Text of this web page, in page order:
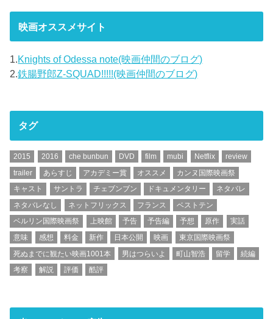
映画オススメサイト
1.Knights of Odessa note(映画仲間のブログ)
2.鉄腸野郎Z-SQUAD!!!!!(映画仲間のブログ)
タグ
2015 2016 che bunbun DVD film mubi Netflix
review
trailer
あらすじ アカデミー賞 オススメ
カンヌ国際映画祭
キャスト
サントラ チェブンブン ドキュメンタリー
ネタバレ
ネタバレなし
ネットフリックス フランス
ベストテン
ベルリン国際映画祭
上映館 予告 予告編 予想 原作
実話
意味
感想 料金 新作 日本公開 映画
東京国際映画祭
死ぬまでに観たい映画1001本
男はつらいよ 町山智浩 留学
続編
考察
解説 評価 酷評